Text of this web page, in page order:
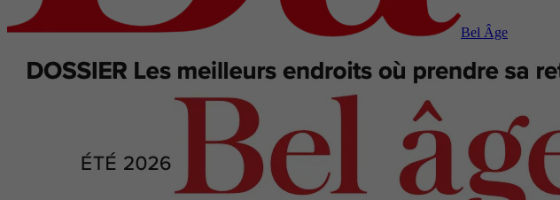
Bel Âge